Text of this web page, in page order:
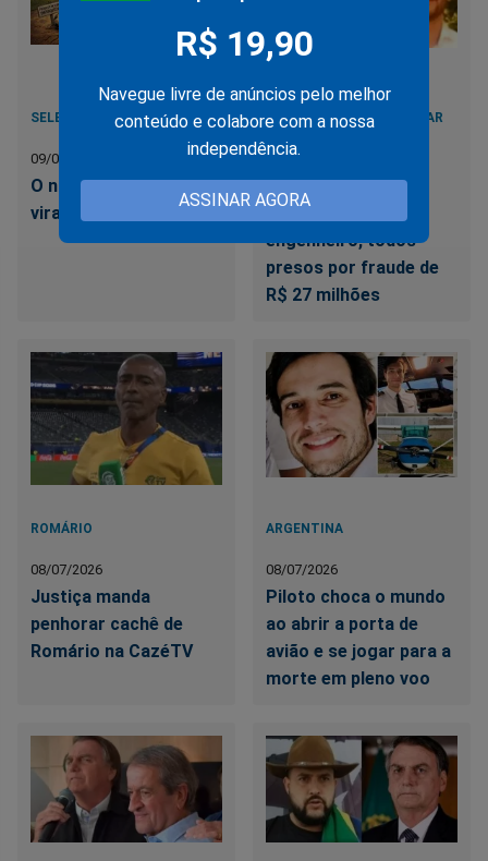
R$ 19,90
Navegue livre de anúncios pelo melhor
conteúdo e colabore com a nossa
independência.
ASSINAR AGORA
SELEÇÃO BRASILEIRA
09/07/2026
O novo complexo de
vira-latas
ROSSANA PAROSCHI JAFAR
08/07/2026
Mãe dentista, filha
médica, filho
engenheiro, todos
presos por fraude de
R$ 27 milhões
ROMÁRIO
08/07/2026
Justiça manda
penhorar cachê de
Romário na CazéTV
ARGENTINA
08/07/2026
Piloto choca o mundo
ao abrir a porta de
avião e se jogar para a
morte em pleno voo